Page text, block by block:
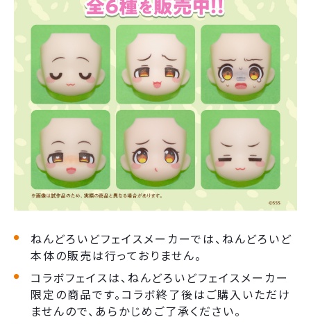
ねんどろいどフェイスメーカーでは、ねんどろいど
本体の販売は行っておりません。
コラボフェイスは、ねんどろいどフェイスメーカー
限定の商品です。コラボ終了後はご購入いただけ
ませんので、あらかじめご了承ください。